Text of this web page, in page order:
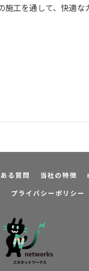
工を通して、快適な
る質問 当社の特徴
プライバシーポリシー